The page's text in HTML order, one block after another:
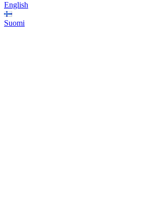
English
Suomi